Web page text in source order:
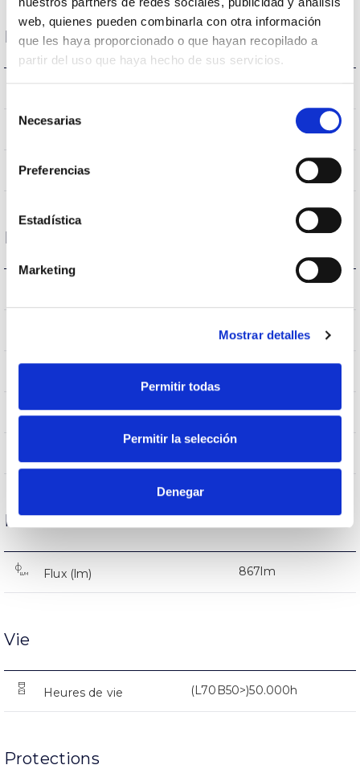
web, quienes pueden combinarla con otra información
que les haya proporcionado o que hayan recopilado a
partir del uso que haya hecho de sus servicios.
Necesarias
Preferencias
Estadística
Marketing
Mostrar detalles
Permitir todas
Permitir la selección
Denegar
Données optiques
80
Angle d’ouverture 100
Logement et finition
IP20
Couleur du corps Gris
Performance
Flux (lm) 867lm
Vie
Heures de vie (L70B50>)50.000h
Protections